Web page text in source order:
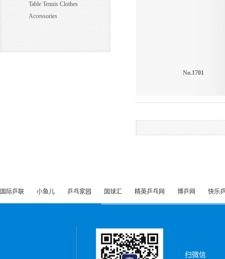
Table Tennis Clothes
Accessories
No.1701
国际乒联 小鱼儿 乒乓家园 国球汇 精英乒乓网 博乒网 快乐
扫微信